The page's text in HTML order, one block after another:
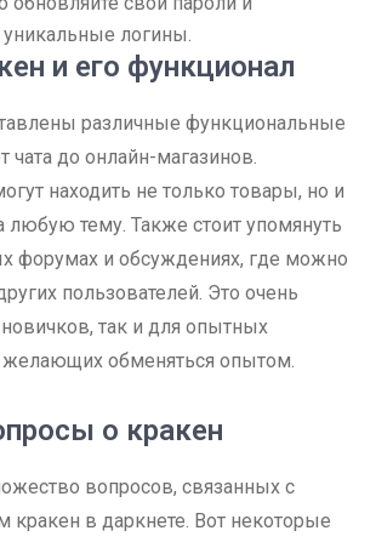
уникальные логины.
и его функционал
различные функциональные
чата до онлайн-магазинов.
находить не только товары, но и
тему. Также стоит упомянуть
форумах и обсуждениях, где можно
пользователей. Это очень
так и для опытных
желающих обменяться опытом.
о кракен
вопросов, связанных с
кракен в даркнете. Вот некоторые